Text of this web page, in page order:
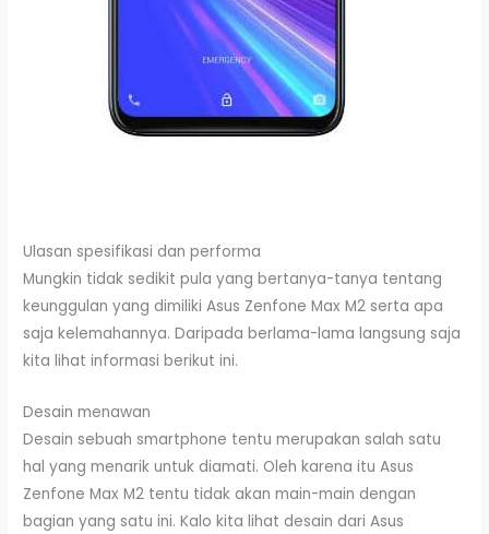
Ulasan spesifikasi dan performa
Mungkin tidak sedikit pula yang bertanya-tanya tentang
keunggulan yang dimiliki Asus Zenfone Max M2 serta apa
saja kelemahannya. Daripada berlama-lama langsung saja
kita lihat informasi berikut ini.
Desain menawan
Desain sebuah smartphone tentu merupakan salah satu
hal yang menarik untuk diamati. Oleh karena itu Asus
Zenfone Max M2 tentu tidak akan main-main dengan
bagian yang satu ini. Kalo kita lihat desain dari Asus